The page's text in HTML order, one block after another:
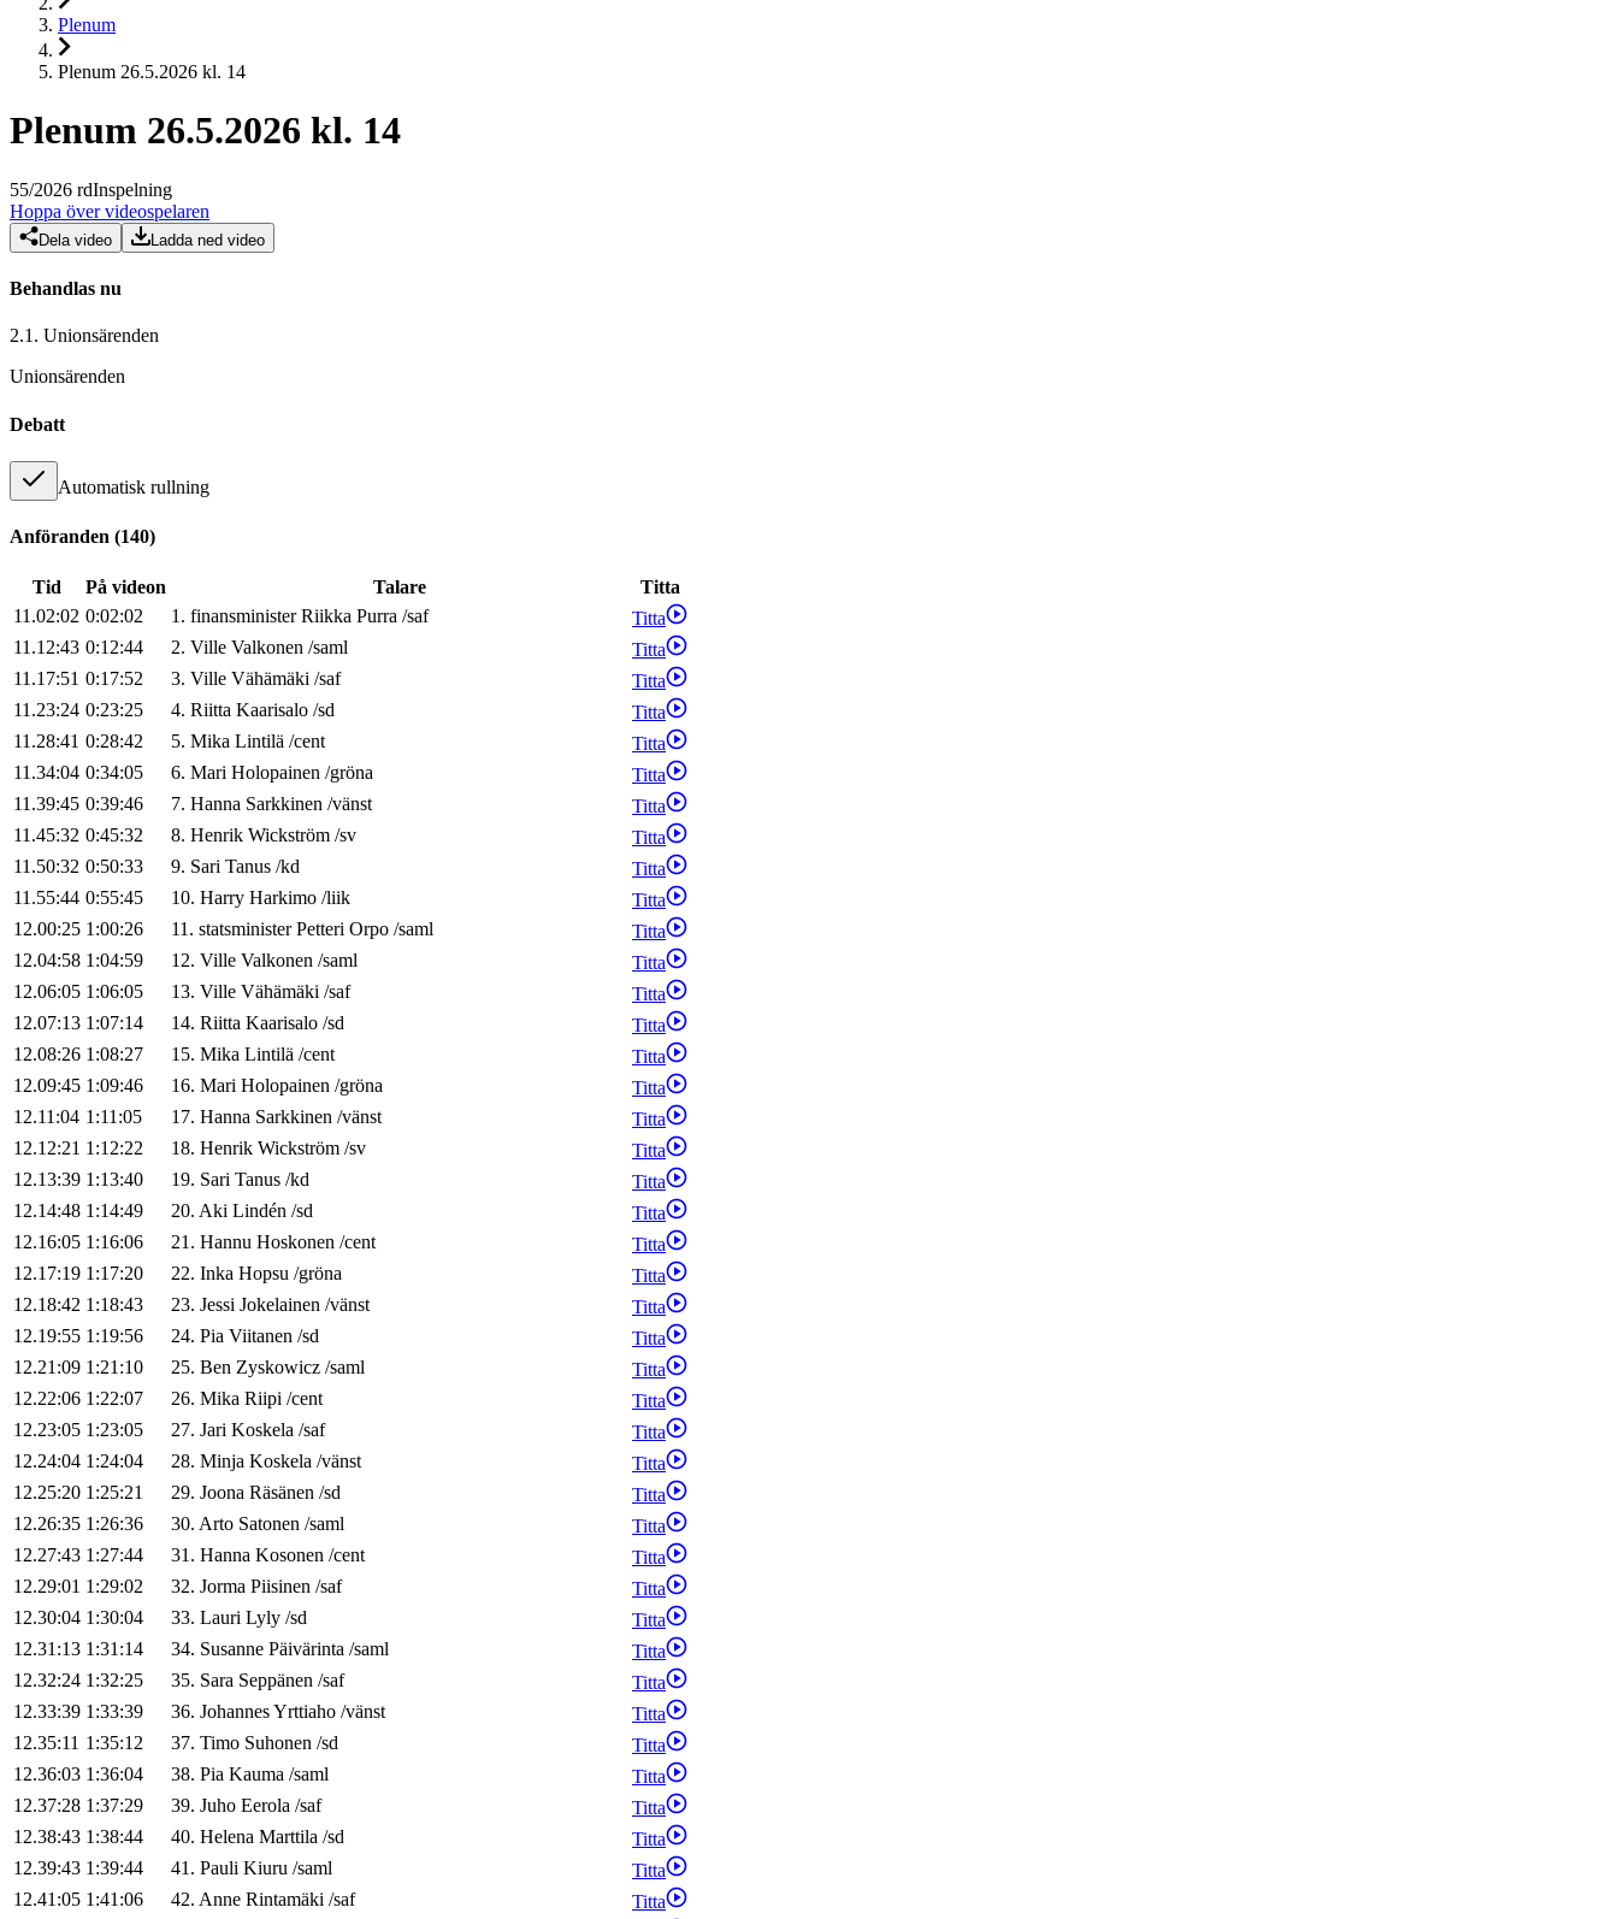
Plenum
Plenum 26.5.2026 kl. 14
Plenum 26.5.2026 kl. 14
55/2026 rdInspelning
Hoppa över videospelaren
Dela video Ladda ned video
Behandlas nu
2.1. Unionsärenden
Unionsärenden
Debatt
Automatisk rullning
Anföranden (140)
Tid På videon Talare
Titta
11.02:02 0:02:02 1. finansminister Riikka Purra /saf
Titta
11.12:43 0:12:44 2. Ville Valkonen /saml
Titta
11.17:51 0:17:52 3. Ville Vähämäki /saf
Titta
11.23:24 0:23:25 4. Riitta Kaarisalo /sd
Titta
11.28:41 0:28:42 5. Mika Lintilä /cent
Titta
11.34:04 0:34:05 6. Mari Holopainen /gröna
Titta
11.39:45 0:39:46 7. Hanna Sarkkinen /vänst
Titta
11.45:32 0:45:32 8. Henrik Wickström /sv
Titta
11.50:32 0:50:33 9. Sari Tanus /kd
Titta
11.55:44 0:55:45 10. Harry Harkimo /liik
Titta
12.00:25 1:00:26 11. statsminister Petteri Orpo /saml
Titta
12.04:58 1:04:59 12. Ville Valkonen /saml
Titta
12.06:05 1:06:05 13. Ville Vähämäki /saf
Titta
12.07:13 1:07:14 14. Riitta Kaarisalo /sd
Titta
12.08:26 1:08:27 15. Mika Lintilä /cent
Titta
12.09:45 1:09:46 16. Mari Holopainen /gröna
Titta
12.11:04 1:11:05 17. Hanna Sarkkinen /vänst
Titta
12.12:21 1:12:22 18. Henrik Wickström /sv
Titta
12.13:39 1:13:40 19. Sari Tanus /kd
Titta
12.14:48 1:14:49 20. Aki Lindén /sd
Titta
12.16:05 1:16:06 21. Hannu Hoskonen /cent
Titta
12.17:19 1:17:20 22. Inka Hopsu /gröna
Titta
12.18:42 1:18:43 23. Jessi Jokelainen /vänst
Titta
12.19:55 1:19:56 24. Pia Viitanen /sd
Titta
12.21:09 1:21:10 25. Ben Zyskowicz /saml
Titta
12.22:06 1:22:07 26. Mika Riipi /cent
Titta
12.23:05 1:23:05 27. Jari Koskela /saf
Titta
12.24:04 1:24:04 28. Minja Koskela /vänst
Titta
12.25:20 1:25:21 29. Joona Räsänen /sd
Titta
12.26:35 1:26:36 30. Arto Satonen /saml
Titta
12.27:43 1:27:44 31. Hanna Kosonen /cent
Titta
12.29:01 1:29:02 32. Jorma Piisinen /saf
Titta
12.30:04 1:30:04 33. Lauri Lyly /sd
Titta
12.31:13 1:31:14 34. Susanne Päivärinta /saml
Titta
12.32:24 1:32:25 35. Sara Seppänen /saf
Titta
12.33:39 1:33:39 36. JohannesYrttiaho /vänst
Titta
12.35:11 1:35:12 37. Timo Suhonen /sd
Titta
12.36:03 1:36:04 38. Pia Kauma /saml
Titta
12.37:28 1:37:29 39. Juho Eerola /saf
Titta
12.38:43 1:38:44 40. Helena Marttila /sd
Titta
12.39:43 1:39:44 41. Pauli Kiuru /saml
Titta
12.41:05 1:41:06 42. Anne Rintamäki /saf
Titta